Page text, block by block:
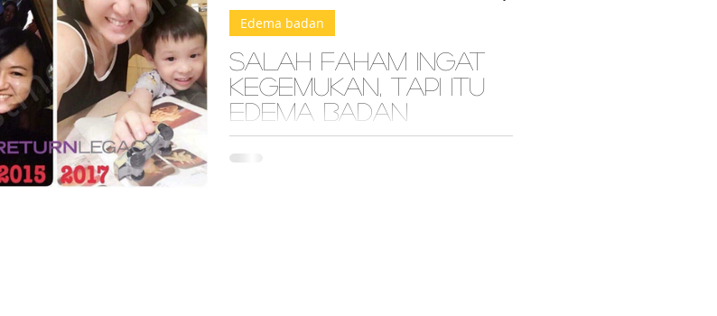
Salah faham ingat
kegemukan, tapi itu
edema badan
ingat saya dapat pulih kembali kepada berat
Edema badan